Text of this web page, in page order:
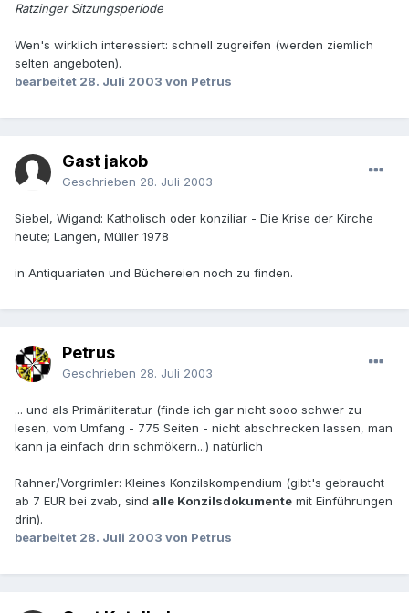
Ratzinger Sitzungsperiode
Wen's wirklich interessiert: schnell zugreifen (werden ziemlich
selten angeboten).
bearbeitet 28. Juli 2003 von Petrus
Gast jakob
Geschrieben 28. Juli 2003
Siebel, Wigand: Katholisch oder konziliar - Die Krise der Kirche
heute; Langen, Müller 1978
in Antiquariaten und Büchereien noch zu finden.
Petrus
Geschrieben 28. Juli 2003
... und als Primärliteratur (finde ich gar nicht sooo schwer zu
lesen, vom Umfang - 775 Seiten - nicht abschrecken lassen, man
kann ja einfach drin schmökern...) natürlich
Rahner/Vorgrimler: Kleines Konzilskompendium (gibt's gebraucht
ab 7 EUR bei zvab, sind alle Konzilsdokumente mit Einführungen
drin).
bearbeitet 28. Juli 2003 von Petrus